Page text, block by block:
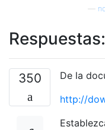
Respuestas:
350 De la
http://